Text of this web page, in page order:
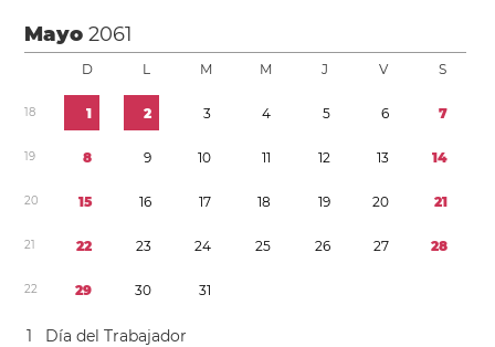
Mayo2061
D L M M J V S
18 1 2 3 4 5 6 7
19 8 9 10 11 12 13 14
20 15 16 17 18 19 20 21
21 22 23 24 25 26 27 28
22 29 30 31
1
Día del Trabajador